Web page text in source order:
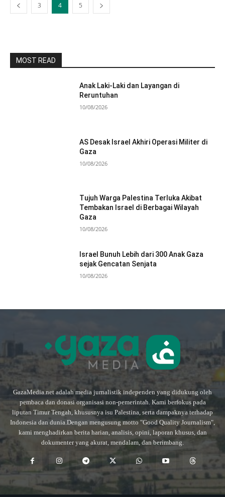
3 4 5
MOST READ
Anak Laki-Laki dan Layangan di
Reruntuhan
10/08/2026
AS Desak Israel Akhiri Operasi Militer di
Gaza
10/08/2026
Tujuh Warga Palestina Terluka Akibat
Tembakan Israel di Berbagai Wilayah
Gaza
10/08/2026
Israel Bunuh Lebih dari 300 Anak Gaza
sejak Gencatan Senjata
10/08/2026
GazaMedia.net adalah media jurnalistik independen yang didukung oleh
pembaca dan donasi organisasi non-pemerintah. Kami berfokus pada
liputan Timur Tengah, khususnya isu Palestina, serta dampaknya terhadap
Indonesia dan dunia.Dengan mengusung motto "Good Quality Journalism",
kami menghadirkan berita harian, analisis, opini, laporan khusus, dan
dokumenter yang akurat, mendalam, dan berimbang.